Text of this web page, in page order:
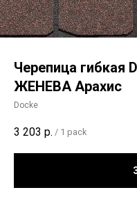
Черепица гибкая
ЖЕНЕВА Арахис
Docke
3 203 р. / 1 pack